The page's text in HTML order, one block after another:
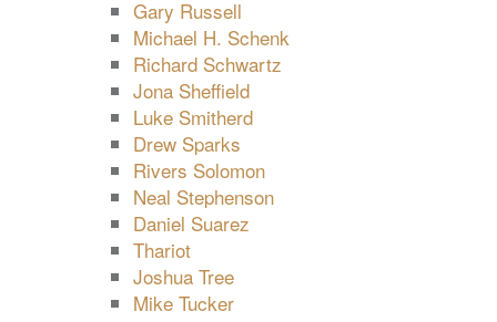
Gary Russell
Michael H. Schenk
Richard Schwartz
Jona Sheffield
Luke Smitherd
Drew Sparks
Rivers Solomon
Neal Stephenson
Daniel Suarez
Thariot
Joshua Tree
Mike Tucker